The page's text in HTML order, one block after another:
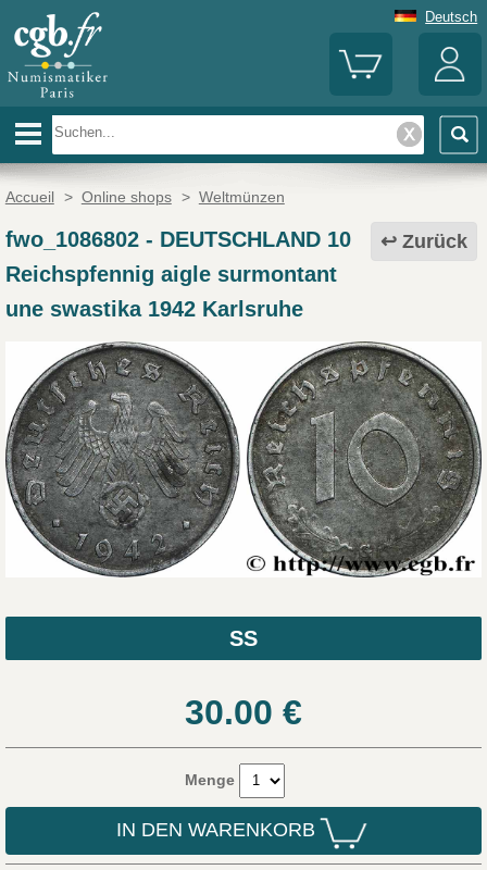
Deutsch
Accueil > Online shops > Weltmünzen
Zurück
fwo_1086802- DEUTSCHLAND 10
Reichspfennig aigle surmontant
une swastika 1942 Karlsruhe
SS
30.00 €
Menge
IN DEN WARENKORB